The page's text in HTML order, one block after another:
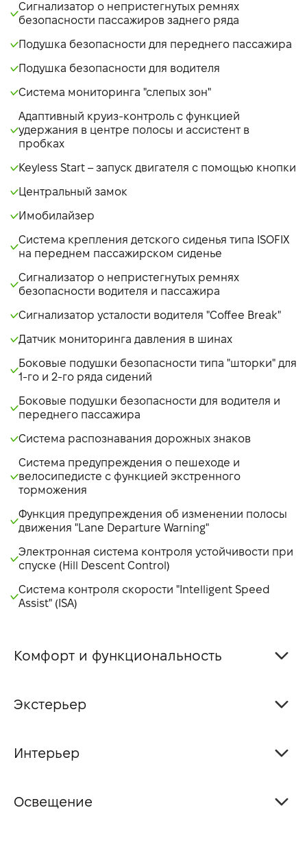
Сигнализатор о непристегнутых ремнях
безопасности пассажиров заднего ряда
Подушка безопасности для переднего пассажира
Подушка безопасности для водителя
Система мониторинга "слепых зон"
Адаптивный круиз-контроль с функцией
удержания в центре полосы и ассистент в
пробках
Keyless Start – запуск двигателя с помощью кнопки
Центральный замок
Имобилайзер
Система крепления детского сиденья типа ISOFIX
на переднем пассажирском сиденье
Сигнализатор о непристегнутых ремнях
безопасности водителя и пассажира
Сигнализатор усталости водителя "Coffee Break"
Датчик мониторинга давления в шинах
Боковые подушки безопасности типа "шторки" для
1-го и 2-го ряда сидений
Боковые подушки безопасности для водителя и
переднего пассажира
Система распознавания дорожных знаков
Система предупреждения о пешеходе и
велосипедисте с функцией экстренного
торможения
Функция предупреждения об изменении полосы
движения "Lane Departure Warning"
Электронная система контроля устойчивости при
спуске (Hill Descent Control)
Система контроля скорости "Intelligent Speed
Assist" (ISA)
Комфорт и функциональность
Экстерьер
Интерьер
Освещение